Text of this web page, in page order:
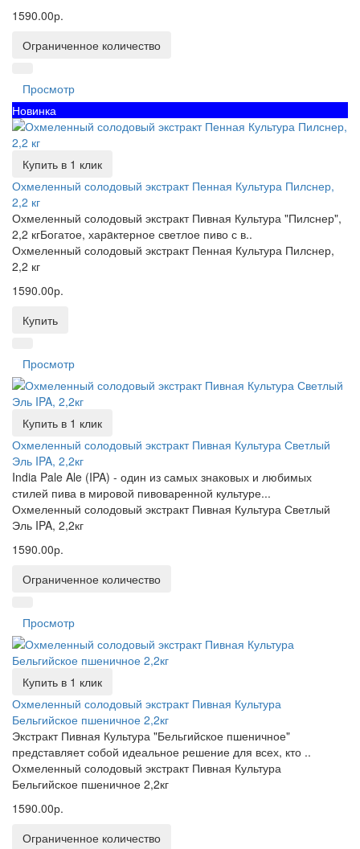
1590.00р.
Ограниченное количество
Просмотр
Новинка
Купить в 1 клик
Охмеленный солодовый экстракт Пенная Культура Пилснер,
2,2 кг
Охмеленный солодовый экстракт Пивная Культура "Пилснер",
2,2 кгБогатое, харaктерное светлое пиво с в..
Охмеленный солодовый экстракт Пенная Культура Пилснер,
2,2 кг
1590.00р.
Купить
Просмотр
Купить в 1 клик
Охмеленный солодовый экстракт Пивная Культура Светлый
Эль IPA, 2,2кг
India Pale Ale (IPA) - один из самых знаковых и любимых
стилей пива в мировой пивоваренной культуре...
Охмеленный солодовый экстракт Пивная Культура Светлый
Эль IPA, 2,2кг
1590.00р.
Ограниченное количество
Просмотр
Купить в 1 клик
Охмеленный солодовый экстракт Пивная Культура
Бельгийское пшеничное 2,2кг
Экстракт Пивная Культура "Бельгийское пшеничное"
представляет собой идеальное решение для всех, кто ..
Охмеленный солодовый экстракт Пивная Культура
Бельгийское пшеничное 2,2кг
1590.00р.
Ограниченное количество